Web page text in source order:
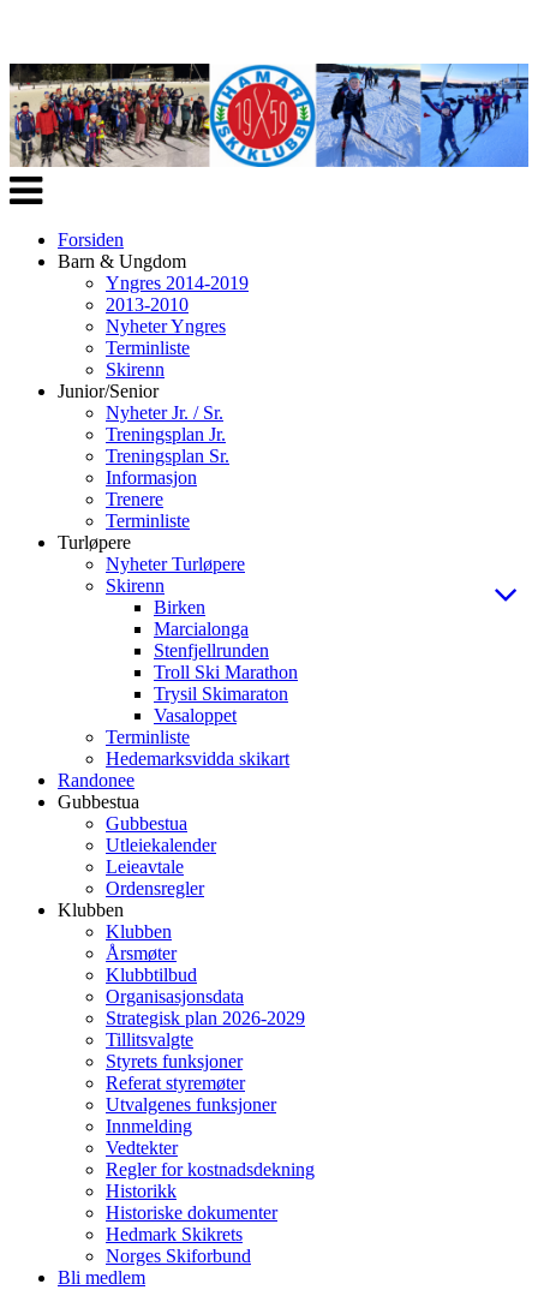
Veksle
navigasjon
Forsiden
Barn & Ungdom
Yngres 2014-2019
2013-2010
Nyheter Yngres
Terminliste
Skirenn
Junior/Senior
Nyheter Jr. / Sr.
Treningsplan Jr.
Treningsplan Sr.
Informasjon
Trenere
Terminliste
Turløpere
Nyheter Turløpere
Skirenn
Birken
Marcialonga
Stenfjellrunden
Troll Ski Marathon
Trysil Skimaraton
Vasaloppet
Terminliste
Hedemarksvidda skikart
Randonee
Gubbestua
Gubbestua
Utleiekalender
Leieavtale
Ordensregler
Klubben
Klubben
Årsmøter
Klubbtilbud
Organisasjonsdata
Strategisk plan 2026-2029
Tillitsvalgte
Styrets funksjoner
Referat styremøter
Utvalgenes funksjoner
Innmelding
Vedtekter
Regler for kostnadsdekning
Historikk
Historiske dokumenter
Hedmark Skikrets
Norges Skiforbund
Bli medlem